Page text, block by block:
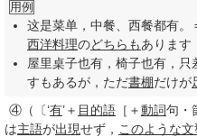
用例
这是菜单，中餐、西餐都有。
西洋料理のどちらもあります
屋里桌子也有，椅子也有，只
すもあるが，ただ書棚だけが
④ （〔‘有’＋ 目的語 ［＋動詞句・
は主語が出現せず， このような文